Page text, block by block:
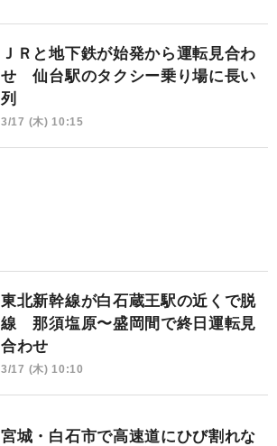
ＪＲと地下鉄が始発から運転見合わ
せ 仙台駅のタクシー乗り場に長い
列
3/17 (木) 10:15
東北新幹線が白石蔵王駅の近くで脱
線 那須塩原〜盛岡間で終日運転見
合わせ
3/17 (木) 10:10
宮城・白石市で高速道にひび割れな